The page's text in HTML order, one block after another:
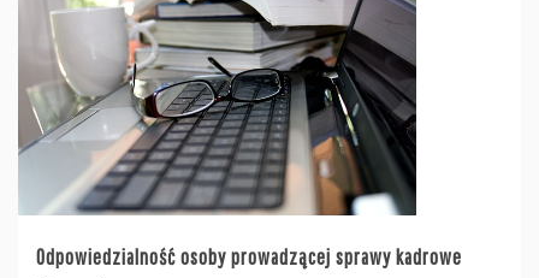
Odpowiedzialność osoby prowadzącej sprawy kadrowe